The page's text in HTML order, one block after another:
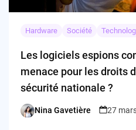
Hardware Société
Les logiciels espions
menace pour les droits
sécurité nationale ?
Posted
Nina Gavetière 27